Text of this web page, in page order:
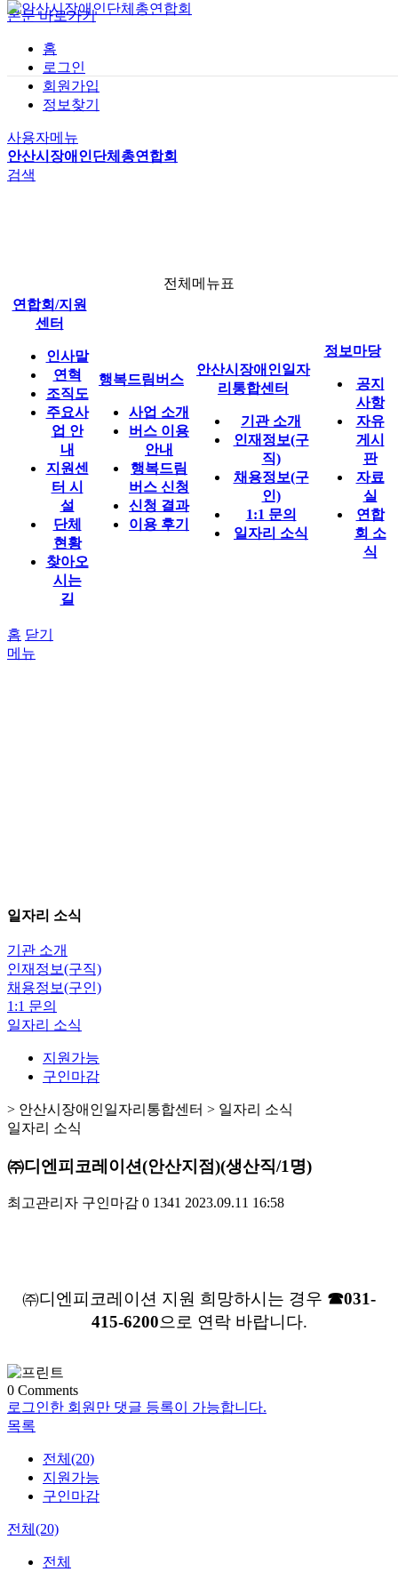
본문 바로가기
홈
로그인
회원가입
정보찾기
사용자메뉴
안산시장애인단체총연합회
검색
행복드림버스
사업 소개
행복드림버스 신청
채용정보(구인)
정보마당
공지사항
자료실
전체메뉴표
연합회/지원
센터
인사말
연혁
조직도
주요사
업 안
내
지원센
터 시
설
단체
현황
찾아오
시는
길
행복드림버스
사업 소개
버스 이용
안내
행복드림
버스 신청
신청 결과
이용 후기
안산시장애인일자
리통합센터
기관 소개
인재정보(구
직)
채용정보(구
인)
1:1 문의
일자리 소식
정보마당
공지
사항
자유
게시
판
자료
실
연합
회 소
식
홈 닫기
메뉴
일자리 소식
기관 소개
인재정보(구직)
채용정보(구인)
1:1 문의
일자리 소식
지원가능
구인마감
> 안산시장애인일자리통합센터 > 일자리 소식
일자리 소식
㈜디엔피코레이션(안산지점)(생산직/1명)
최고관리자 구인마감 0 1341 2023.09.11 16:58
㈜디엔피코레이션 지원 희망하시는 경우 ☎031-
415-6200으로 연락 바랍니다.
0 Comments
로그인한 회원만 댓글 등록이 가능합니다.
목록
전체(20)
지원가능
구인마감
전체(20)
전체